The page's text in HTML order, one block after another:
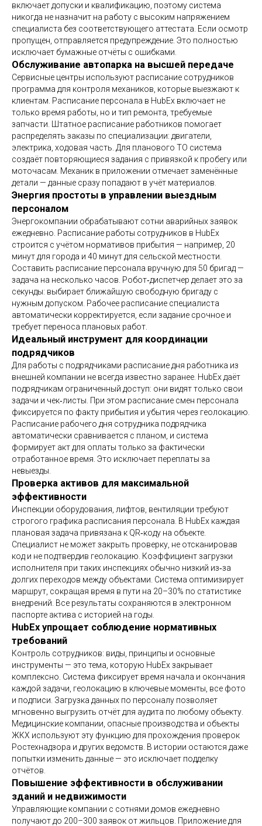
включает допуски и квалификацию, поэтому система
никогда не назначит на работу с высоким напряжением
специалиста без соответствующего аттестата. Если осмотр
пропущен, отправляется предупреждение. Это полностью
исключает бумажные отчёты с ошибками.
Обслуживание автопарка на высшей передаче
Сервисные центры используют расписание сотрудников
программа для контроля механиков, которые выезжают к
клиентам. Расписание персонала в HubEx включает не
только время работы, но и тип ремонта, требуемые
запчасти. Штатное расписание работников помогает
распределять заказы по специализации: двигатели,
электрика, ходовая часть. Для планового ТО система
создаёт повторяющиеся задания с привязкой к пробегу или
моточасам. Механик в приложении отмечает заменённые
детали — данные сразу попадают в учёт материалов.
Энергия простоты в управлении выездным
персоналом
Энергокомпании обрабатывают сотни аварийных заявок
ежедневно. Расписание работы сотрудников в HubEx
строится с учётом нормативов прибытия — например, 20
минут для города и 40 минут для сельской местности.
Составить расписание персонала вручную для 50 бригад —
задача на несколько часов. Робот‑диспетчер делает это за
секунды: выбирает ближайшую свободную бригаду с
нужным допуском. Рабочее расписание специалиста
автоматически корректируется, если задание срочное и
требует переноса плановых работ.
Идеальный инструмент для координации
подрядчиков
Для работы с подрядчиками расписание дня работника из
внешней компании не всегда известно заранее. HubEx даёт
подрядчикам ограниченный доступ: они видят только свои
задачи и чек‑листы. При этом расписание смен персонала
фиксируется по факту прибытия и убытия через геолокацию.
Расписание рабочего дня сотрудника подрядчика
автоматически сравнивается с планом, и система
формирует акт для оплаты только за фактически
отработанное время. Это исключает переплаты за
невыезды.
Проверка активов для максимальной
эффективности
Инспекции оборудования, лифтов, вентиляции требуют
строгого графика расписания персонала. В HubEx каждая
плановая задача привязана к QR‑коду на объекте.
Специалист не может закрыть проверку, не отсканировав
код и не подтвердив геолокацию. Коэффициент загрузки
исполнителя при таких инспекциях обычно низкий из‑за
долгих переходов между объектами. Система оптимизирует
маршрут, сокращая время в пути на 20–30% по статистике
внедрений. Все результаты сохраняются в электронном
паспорте актива с историей на годы.
HubEx упрощает соблюдение нормативных
требований
Контроль сотрудников: виды, принципы и основные
инструменты — это тема, которую HubEx закрывает
комплексно. Система фиксирует время начала и окончания
каждой задачи, геолокацию в ключевые моменты, все фото
и подписи. Загрузка данных по персоналу позволяет
мгновенно выгрузить отчёт для аудита по любому объекту.
Медицинские компании, опасные производства и объекты
ЖКХ используют эту функцию для прохождения проверок
Ростехнадзора и других ведомств. В истории остаются даже
попытки изменить данные — это исключает подделку
отчётов.
Повышение эффективности в обслуживании
зданий и недвижимости
Управляющие компании с сотнями домов ежедневно
получают до 200–300 заявок от жильцов. Приложение для